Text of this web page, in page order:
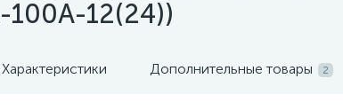
12(24))
Характеристики Дополнительные товары 2